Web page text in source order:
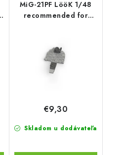
MiG-21PF LööK 1/48
recommended for
Skladom u dodávateľa
€9,30